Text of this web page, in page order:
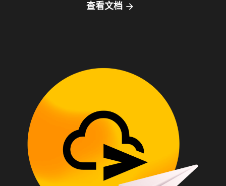
查看文档 arrow_forward